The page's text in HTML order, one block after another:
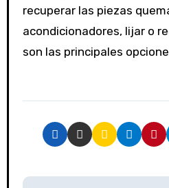
recuperar las piezas
acondicionadores, lijar o
son las principales